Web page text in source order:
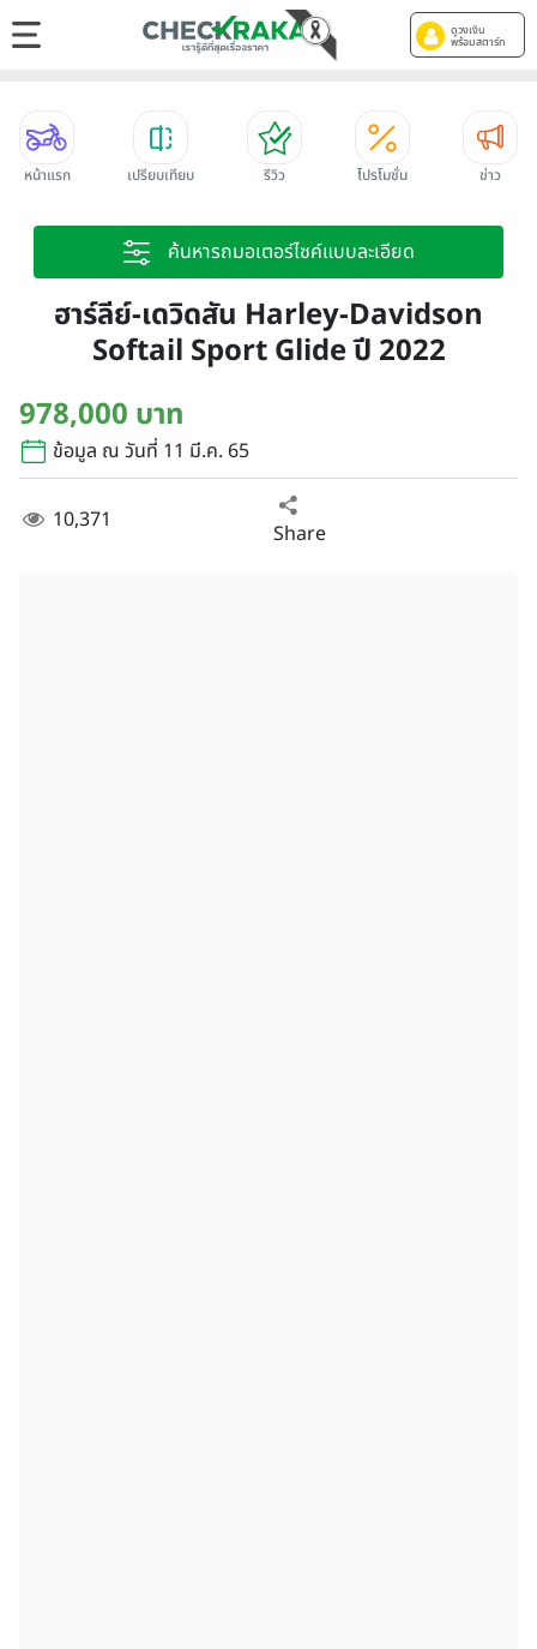
ดูวงเงิน
พร้อมสตาร์ท
หน้าแรก เปรียบเทียบ รีวิว โปรโมชั่น ข่าว
ค้นหารถมอเตอร์ไซค์แบบละเอียด
ฮาร์ลีย์-เดวิดสัน Harley-Davidson
Softail Sport Glide ปี 2022
978,000 บาท
ข้อมูล ณ วันที่ 11 มี.ค. 65
10,371 Share